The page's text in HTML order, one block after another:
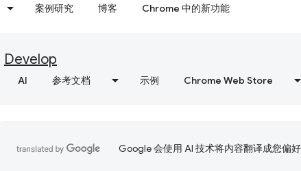
案例研究 博客 Chrome 中的新功能
Develop
AI 参考文档 示例 Chrome Web Store
Google 会使用 AI 技术将内容翻译成您偏